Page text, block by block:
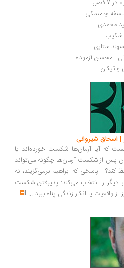
فصل
چامسکی
محمدی
شکیب
ستاری
| محسن آزموده
واتیکان
| اسحاق شیروانی
که آیا آرمان‌ها شکست خورده‌اند یا
پس از شکست آرمان‌ها چگونه می‌تواند
پاسخی که ابراهیم برمی‌گزیند، نه
دیگر را انتخاب می‌کند: پذیرفتن شکست
واقعیت یا انکار زندگی پناه ببرد ...